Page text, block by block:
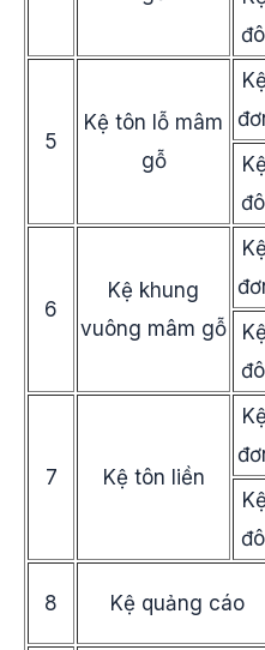
5
Kệ tôn lỗ mâm
gỗ
Kệ
Kệ
6
Kệ khung
vuông mâm gỗ
Kệ
Kệ
7 Kệ tôn liền
Kệ
Kệ
8 Kệ quảng cáo